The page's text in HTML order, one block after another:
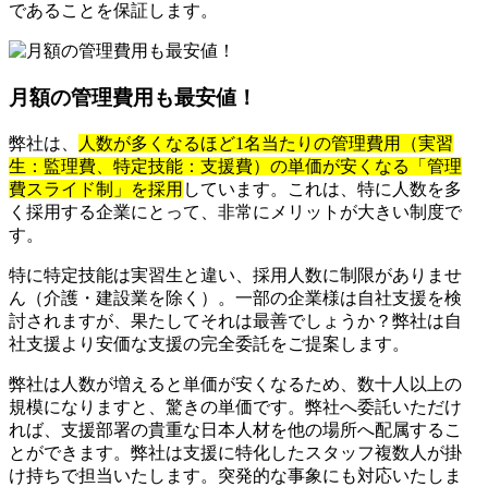
であることを保証します。
月額の管理費用も最安値！
弊社は、
人数が多くなるほど1名当たりの管理費用（実習
生：監理費、特定技能：支援費）の単価が安くなる「管理
費スライド制」を採用 しています。これは、特に人数を多
く採用する企業にとって、非常にメリットが大きい制度で
す。
特に特定技能は実習生と違い、採用人数に制限がありませ
ん（介護・建設業を除く）。一部の企業様は自社支援を検
討されますが、果たしてそれは最善でしょうか？弊社は自
社支援より安価な支援の完全委託をご提案します。
弊社は人数が増えると単価が安くなるため、数十人以上の
規模になりますと、驚きの単価です。弊社へ委託いただけ
れば、支援部署の貴重な日本人材を他の場所へ配属するこ
とができます。弊社は支援に特化したスタッフ複数人が掛
け持ちで担当いたします。突発的な事象にも対応いたしま